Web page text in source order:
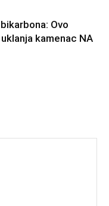
Ovo
kamenac NA